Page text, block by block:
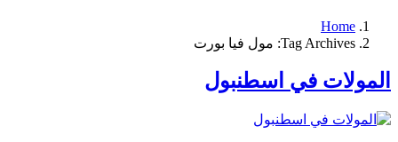
Home
Tag Archives: مول فيا بورت
المولات في اسطنبول